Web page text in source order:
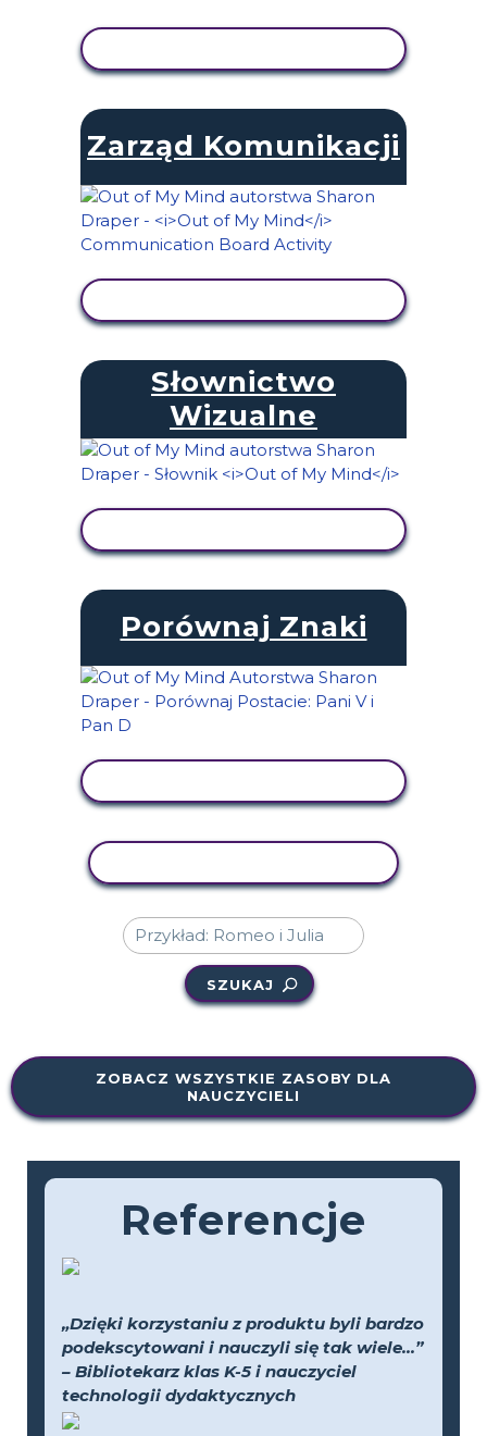
Zarząd Komunikacji
Słownictwo
Wizualne
Porównaj Znaki
SZUKAJ
ZOBACZ WSZYSTKIE ZASOBY DLA
NAUCZYCIELI
Referencje
„Dzięki korzystaniu z produktu byli bardzo
podekscytowani i nauczyli się tak wiele...”
– Bibliotekarz klas K-5 i nauczyciel
technologii dydaktycznych